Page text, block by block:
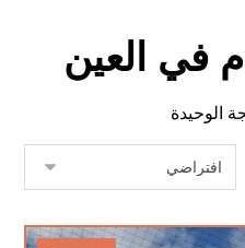
في العين
الوحيدة